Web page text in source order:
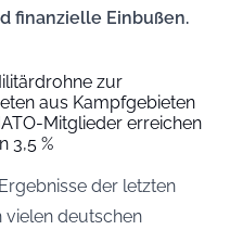
finanzielle Einbußen.
zur
aus Kampfgebieten
Mitglieder erreichen
3,5 %
der letzten
vielen deutschen